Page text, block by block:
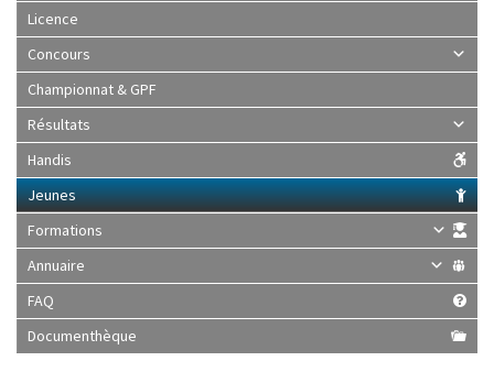
Licence
Concours
Championnat & GPF
Résultats
Handis
Jeunes
Formations
Annuaire
FAQ
Documenthèque